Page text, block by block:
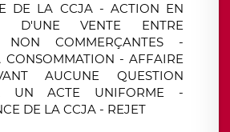
DE LA CCJA - ACTION EN
D'UNE VENTE ENTRE
NON COMMERÇANTES -
CONSOMMATION - AFFAIRE
AUCUNE QUESTION
UN ACTE UNIFORME -
DE LA CCJA - REJET